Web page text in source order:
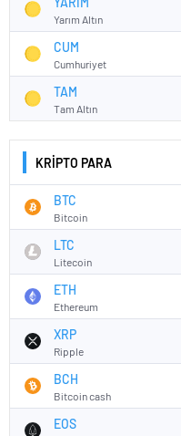
Yarım Altın
CUM
Cumhuriyet
TAM
Tam Altın
KRİPTO PARA
BTC
Bitcoin
LTC
Litecoin
ETH
Ethereum
XRP
Ripple
BCH
Bitcoin cash
EOS